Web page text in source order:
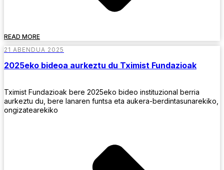
READ MORE
21 ABENDUA 2025
2025eko bideoa aurkeztu du Tximist Fundazioak
Tximist Fundazioak bere 2025eko bideo instituzional berria
aurkeztu du, bere lanaren funtsa eta aukera-berdintasunarekiko,
ongizatearekiko